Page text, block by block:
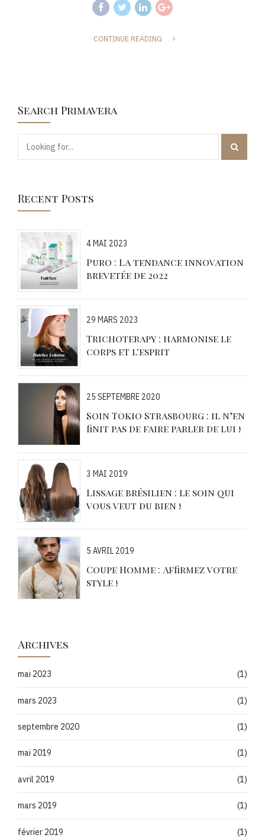
CONTINUE READING
Search Primavera
Recent Posts
4 MAI 2023
Puro : La tendance innovation
brevetée de 2022
29 MARS 2023
Trichoterapy : harmonise le
corps et l'esprit
25 SEPTEMBRE 2020
Soin Tokio Strasbourg : il n’en
finit pas de faire parler de lui !
3 MAI 2019
Lissage brésilien : le soin qui
vous veut du bien !
5 AVRIL 2019
Coupe Homme : Affirmez votre
style !
Archives
mai 2023 (1)
mars 2023 (1)
septembre 2020 (1)
mai 2019 (1)
avril 2019 (1)
mars 2019 (1)
février 2019 (1)